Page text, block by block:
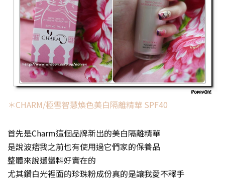
＊CHARM/極雪智慧煥色美白隔離精華 SPF40
首先是Charm這個品牌新出的美白隔離精華
是說波痞我之前也有使用過它們家的保養品
整體來說還蠻料好實在的
尤其鑽白光裡面的珍珠粉成份真的是讓我愛不釋手